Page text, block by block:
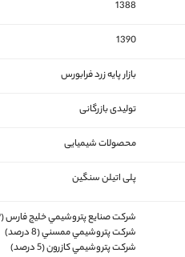
1388
1390
بازار پايه زرد فرابورس
تولیدی بازرگانی
محصولات شیمیایی
پلی اتیلن سنگین
شركت صنايع پتروشيمي خليج فارس (69 درصد)
شركت پتروشيمي ممسني (8 درصد)
شركت پتروشيمي كازرون (5 درصد)